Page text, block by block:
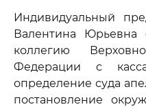
Индивидуальный
Валентина Юрьевна
коллегию
Федерации с
определение суда
постановление